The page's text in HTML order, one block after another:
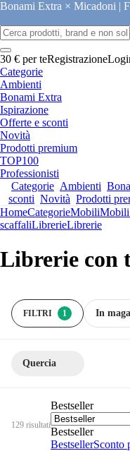
Bonami Extra × Micadoni |
30 € per teRegistrazione
Categorie
Ambienti
Bonami Extra
Ispirazione
Offerte e sconti
Novità
Prodotti premium
TOP100
Professionisti
Categorie Ambienti
sconti Novità Prodotti
HomeCategorieMobiliMobili
scaffaliLibrerieLibrerie
Librerie con
FILTRI 1 In
Quercia
129 risultati
Bestseller
Bestseller
BestsellerSconto